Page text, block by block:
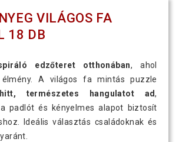
VILÁGOS FA
18 DB
edzőteret otthonában, ahol
A világos fa mintás puzzle
természetes hangulatot ad,
padlót és kényelmes alapot biztosít
Ideális választás családoknak és